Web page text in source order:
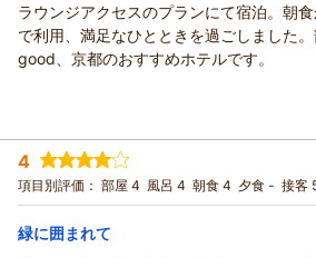
ラウンジアクセスのプランにて宿泊。朝
で利用、満足なひとときを過ごしました
good、京都のおすすめホテルです。
投稿者： おとさん(男性/50代)
宿泊プラン： 【じゃらんスペシャルウィーク】
ートステイ～（ラウンジ朝食付き）
ツイン
宿泊価格帯： 22,001～23,000円(大人一人あた
4
項目別評価： 部屋 4 風呂 4 朝食 4 夕食 - 接客
緑に囲まれて